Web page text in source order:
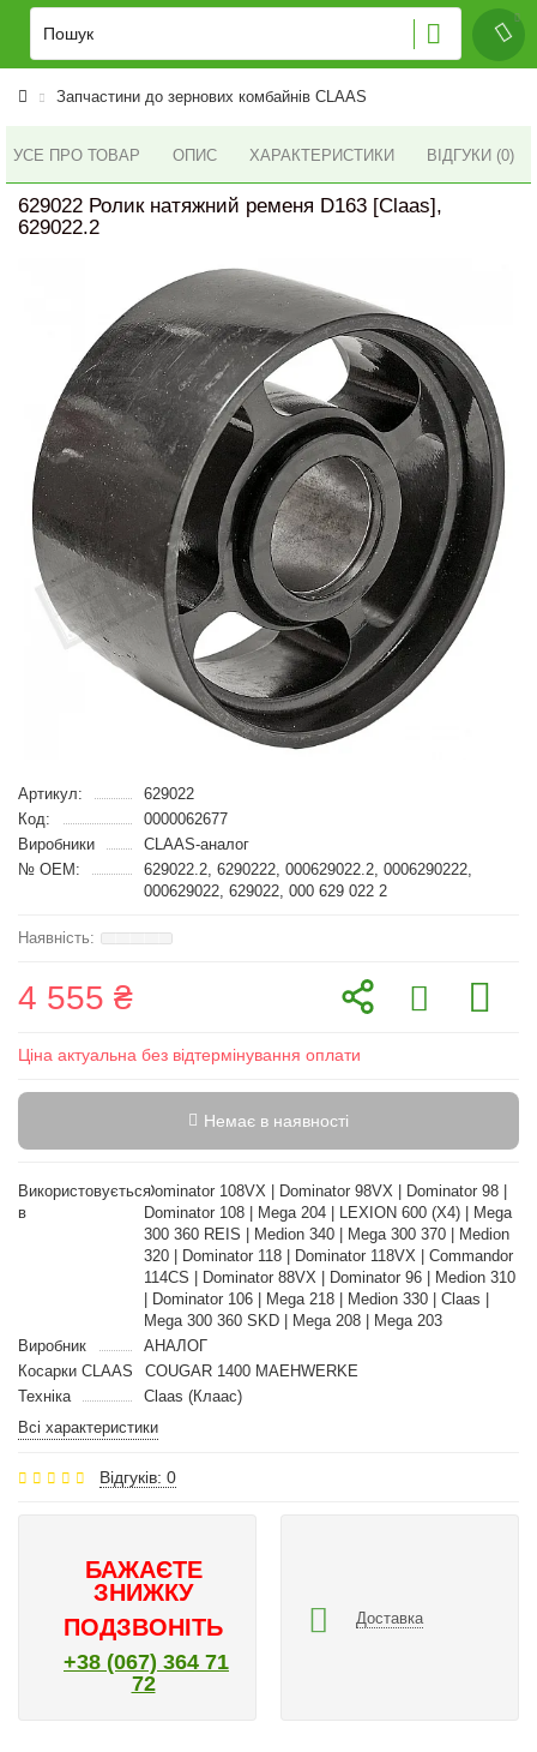
Запчастини до зернових комбайнів CLAAS
УСЕ ПРО ТОВАР ОПИС ХАРАКТЕРИСТИКИ ВІДГУКИ (0)
629022 Ролик натяжний ременя D163 [Claas],
629022.2
Артикул:
629022
Код:
0000062677
Виробники
CLAAS-аналог
№ OEM:
629022.2, 6290222, 000629022.2, 0006290222,
000629022, 629022, 000 629 022 2
4 555 ₴
Ціна актуальна без відтермінування оплати
Немає в наявності
Використовується
в
Dominator 108VX | Dominator 98VX | Dominator 98 |
Dominator 108 | Mega 204 | LEXION 600 (X4) | Mega
300 360 REIS | Medion 340 | Mega 300 370 | Medion
320 | Dominator 118 | Dominator 118VX | Commandor
114CS | Dominator 88VX | Dominator 96 | Medion 310
| Dominator 106 | Mega 218 | Medion 330 | Claas |
Mega 300 360 SKD | Mega 208 | Mega 203
Виробник
АНАЛОГ
Косарки CLAAS
COUGAR 1400 MAEHWERKE
Техніка
Claas (Клаас)
Всі характеристики
Відгуків: 0
БАЖАЄТЕ
ЗНИЖКУ
ПОДЗВОНІТЬ
+38 (067) 364 71
72
Доставка